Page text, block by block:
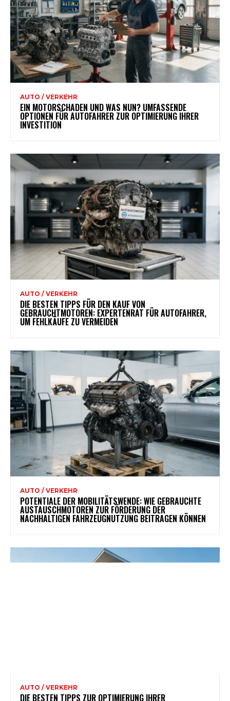
AUTO / VERKEHR
EIN MOTORSCHADEN UND WAS NUN? UMFASSENDE
OPTIONEN FÜR AUTOFAHRER ZUR OPTIMIERUNG IHRER
INVESTITION
AUTO / VERKEHR
DIE BESTEN TIPPS FÜR DEN KAUF VON
GEBRAUCHTMOTOREN: EXPERTENRAT FÜR AUTOFAHRER,
UM FEHLKÄUFE ZU VERMEIDEN
AUTO / VERKEHR
POTENTIALE DER MOBILITÄTSWENDE: WIE GEBRAUCHTE
AUSTAUSCHMOTOREN ZUR FÖRDERUNG DER
NACHHALTIGEN FAHRZEUGNUTZUNG BEITRAGEN KÖNNEN
AUTO / VERKEHR
DIE BESTEN TIPPS ZUR OPTIMIERUNG IHRER